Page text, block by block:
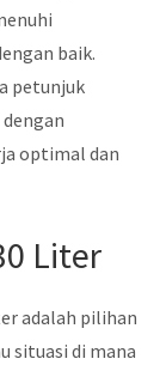
baik.
petunjuk
optimal dan
Liter
adalah pilihan
situasi di mana